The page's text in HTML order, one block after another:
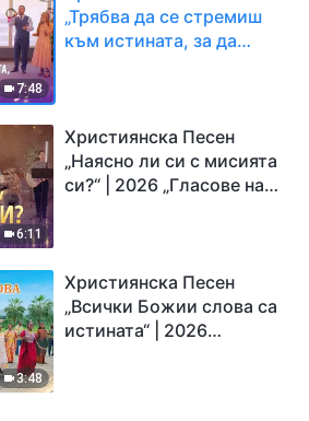
7:48
„Трябва да се стремиш
към истината, за да
6:11
Християнска Песен
„Наясно ли си с мисията
си?“ | 2026 „Гласове на
3:48
Християнска Песен
„Всички Божии слова са
истината“ | 2026